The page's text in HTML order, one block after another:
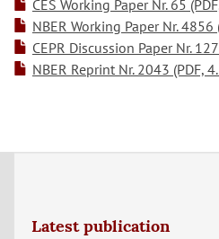
CES Working Paper Nr. 65
NBER Working Paper Nr. 4856
CEPR Discussion Paper Nr.
NBER Reprint Nr. 2043 (PDF,
Latest publication